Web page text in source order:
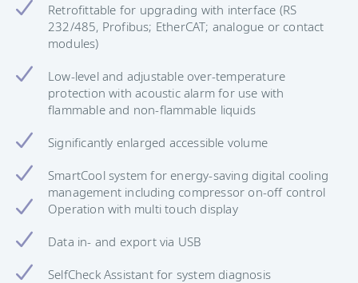
Retrofittable for upgrading with interface (RS
232/485, Profibus; EtherCAT; analogue or contact
modules)
Low-level and adjustable over-temperature
protection with acoustic alarm for use with
flammable and non-flammable liquids
Significantly enlarged accessible volume
SmartCool system for energy-saving digital cooling
management including compressor on-off control
Operation with multi touch display
Data in- and export via USB
SelfCheck Assistant for system diagnosis